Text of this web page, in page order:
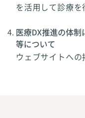
を活用して診療を
医療DX推進の体
等について
ウェブサイトへの